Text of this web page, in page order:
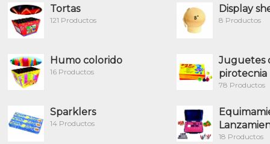
Tortas
121 Productos
Display
8 Productos
Humo colorido
16 Productos
Juguetes
pirotecnia
78 Productos
Sparklers
14 Productos
18 Productos